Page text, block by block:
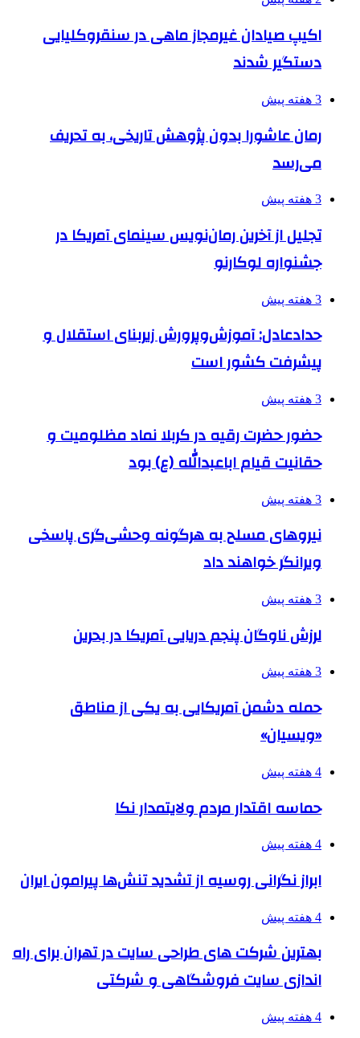
اکیپ صیادان غیرمجاز ماهی در سنقروکلیایی
دستگیر شدند
3 هفته پیش
رمان عاشورا بدون پژوهش تاریخی، به تحریف
می‌رسد
3 هفته پیش
تجلیل از آخرین رمان‌نویس سینمای آمریکا در
جشنواره لوکارنو
3 هفته پیش
حدادعادل: آموزش‌وپرورش زیربنای استقلال و
پیشرفت کشور است
3 هفته پیش
حضور حضرت رقیه در کربلا نماد مظلومیت و
حقانیت قیام اباعبدالله (ع) بود
3 هفته پیش
نیروهای مسلح به هرگونه وحشی‌گری پاسخی
ویرانگر خواهند داد
3 هفته پیش
لرزش ناوگان پنجم دریایی آمریکا در بحرین
3 هفته پیش
حمله دشمن آمریکایی به یکی از مناطق
«ویسیان»
4 هفته پیش
حماسه اقتدار مردم ولایتمدار نکا
4 هفته پیش
ابراز نگرانی روسیه از تشدید تنش‌ها پیرامون ایران
4 هفته پیش
بهترین شرکت های طراحی سایت در تهران برای راه
اندازی سایت فروشگاهی و شرکتی
4 هفته پیش